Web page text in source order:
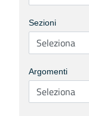
Sezioni
Argomenti